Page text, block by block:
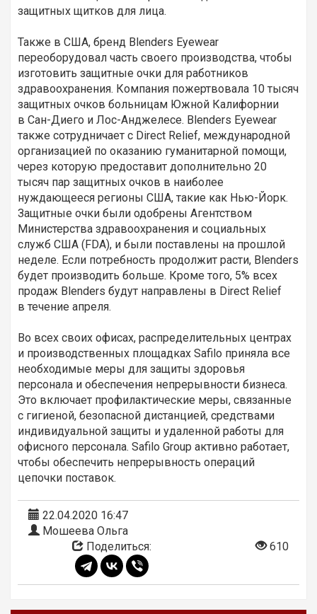
защитных щитков для лица.
Также в США, бренд Blenders Eyewear
переоборудовал часть своего производства, чтобы
изготовить защитные очки для работников
здравоохранения. Компания пожертвовала 10 тысяч
защитных очков больницам Южной Калифорнии
в Сан-Диего и Лос-Анджелесе. Blenders Eyewear
также сотрудничает с Direct Relief, международной
организацией по оказанию гуманитарной помощи,
через которую предоставит дополнительно 20
тысяч пар защитных очков в наиболее
нуждающееся регионы США, такие как Нью-Йорк.
Защитные очки были одобрены Агентством
Министерства здравоохранения и социальных
служб США (FDA), и были поставлены на прошлой
неделе. Если потребность продолжит расти, Blenders
будет производить больше. Кроме того, 5% всех
продаж Blenders будут направлены в Direct Relief
в течение апреля.
Во всех своих офисах, распределительных центрах
и производственных площадках Safilo приняла все
необходимые меры для защиты здоровья
персонала и обеспечения непрерывности бизнеса.
Это включает профилактические меры, связанные
с гигиеной, безопасной дистанцией, средствами
индивидуальной защиты и удаленной работы для
офисного персонала. Safilo Group активно работает,
чтобы обеспечить непрерывность операций
цепочки поставок.
22.04.2020 16:47
Мошеева Ольга
Поделиться:
610